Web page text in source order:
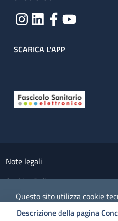
Questo sito utilizza cookie
parti.Proseguendo nella
cookie.
Descrizione della pagina
SCARICA L'APP
Small prints
Note legali
Cookies Policy
Policy privacy e protezione del